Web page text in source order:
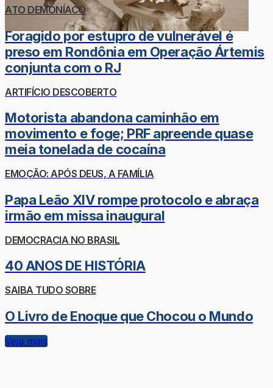
ATO DEMONÍACO
Foragido por estupro de vulnerável é
preso em Rondônia em Operação Ártemis
conjunta com o RJ
ARTIFÍCIO DESCOBERTO
Motorista abandona caminhão em
movimento e foge; PRF apreende quase
meia tonelada de cocaína
EMOÇÃO: APÓS DEUS, A FAMÍLIA
Papa Leão XIV rompe protocolo e abraça
irmão em missa inaugural
DEMOCRACIA NO BRASIL
40 ANOS DE HISTÓRIA
SAIBA TUDO SOBRE
O Livro de Enoque que Chocou o Mundo
Veja mais